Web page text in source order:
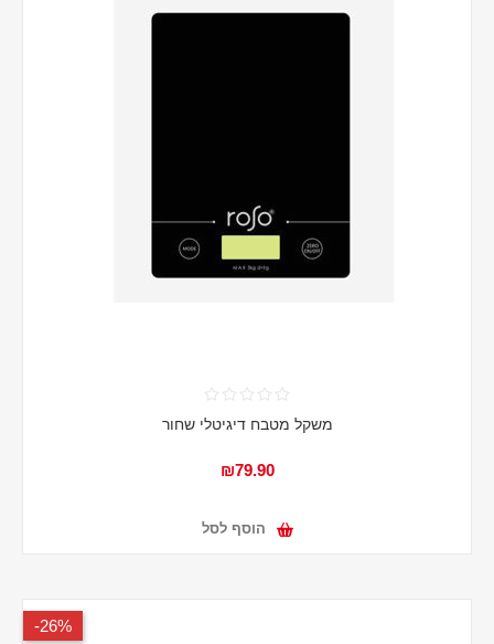
משקל מטבח דיגיטלי שחור
₪79.90
הוסף לסל
26%-